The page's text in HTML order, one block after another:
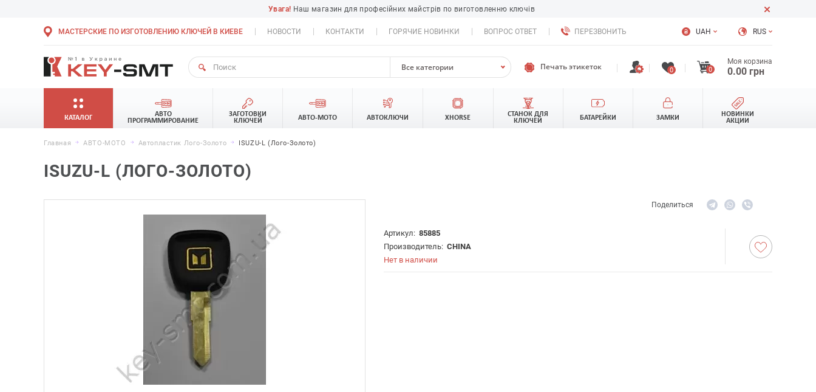
Увага! Наш магазин для професійних майстрів по виготовленню ключів
МАСТЕРСКИЕ ПО ИЗГОТОВЛЕНИЮ КЛЮЧЕЙ В КИЕВЕ НОВОСТИ КОНТАКТИ ГОРЯЧИЕ НОВИНКИ ВОПРОС ОТВЕТ ПЕРЕЗВОНИТЬ UAH RUS
0 0
Моя корзина
0.00 грн
Все категории Печать этикеток
КАТАЛОГ
АВТО
ПРОГРАММИРОВАНИЕ
ЗАГОТОВКИ
КЛЮЧЕЙ
АВТО-МОТО АВТОКЛЮЧИ XHORSE
СТАНОК ДЛЯ
КЛЮЧЕЙ
БАТАРЕЙКИ ЗАМКИ
НОВИНКИ
АКЦИИ
Главная АВТО-МОТО Автопластик Лого-Золото ISUZU-L (лого-Золото)
ISUZU-L (ЛОГО-ЗОЛОТО)
Поделиться
Артикул: 85885
Производитель: CHINA
Нет в наличии